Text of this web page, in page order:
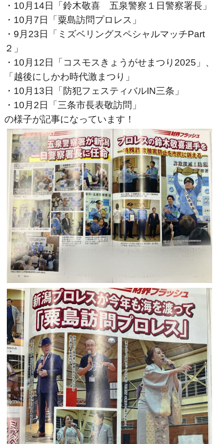
・10月14日「鈴木敬喜 五泉警察１日警察署長」
・10月7日「粟島訪問プロレス」
・9月23日「ミズベリングスペシャルマッチPart
２」
・10月12日「コスモスきょうがせまつり2025」、
「越後にしかわ時代激まつり」
・10月13日「防犯フェスティバルIN三条」
・10月2日「三条市長表敬訪問」
の様子が記事になっています！